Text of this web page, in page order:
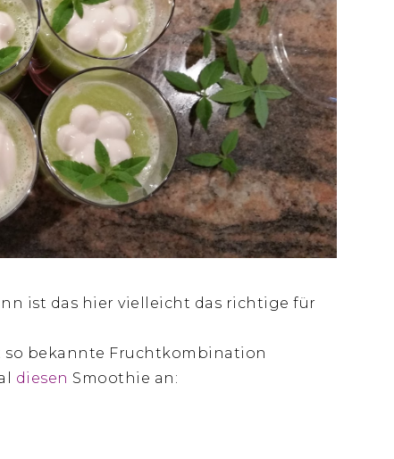
ist das hier vielleicht das richtige für
so bekannte Fruchtkombination
diesen Smoothie an: